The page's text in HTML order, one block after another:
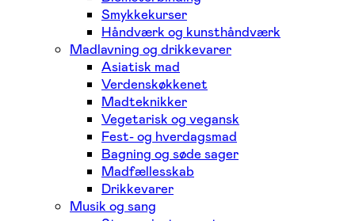
Smykkekurser
Håndværk og kunsthåndværk
Madlavning og drikkevarer
Asiatisk mad
Verdenskøkkenet
Madteknikker
Vegetarisk og vegansk
Fest- og hverdagsmad
Bagning og søde sager
Madfællesskab
Drikkevarer
Musik og sang